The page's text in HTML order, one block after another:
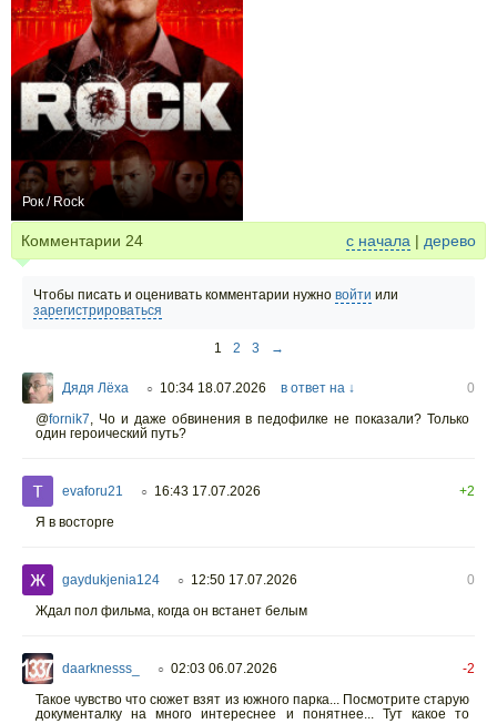
Рок / Rock
Комментарии 24 с начала | дерево
Чтобы писать и оценивать комментарии нужно войти или
зарегистрироваться
1 2 3 →
Дядя Лёха ○ 10:34 18.07.2026 в ответ на ↓
0
@fornik7, Чо и даже обвинения в педофилке не показали? Только
один героический путь?
evaforu21 ○ 16:43 17.07.2026
+2
Я в восторге
gaydukjenia124 ○ 12:50 17.07.2026
0
Ждал пол фильма, когда он встанет белым
daarknesss_ ○ 02:03 06.07.2026
-2
Такое чувство что сюжет взят из южного парка... Посмотрите старую
документалку на много интереснее и понятнее... Тут какое то